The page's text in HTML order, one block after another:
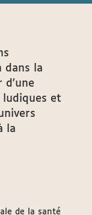
dans la
d'une
et
la
de la santé